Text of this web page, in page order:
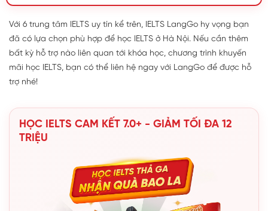
Với 6 trung tâm IELTS uy tín kể trên, IELTS LangGo hy vọng bạn
đã có lựa chọn phù hợp để học IELTS ở Hà Nội. Nếu cần thêm
bất kỳ hỗ trợ nào liên quan tới khóa học, chương trình khuyến
mãi học IELTS, bạn có thể liên hệ ngay với LangGo để được hỗ
trợ nhé!
HỌC IELTS CAM KẾT 7.0+ - GIẢM TỐI ĐA 12
TRIỆU